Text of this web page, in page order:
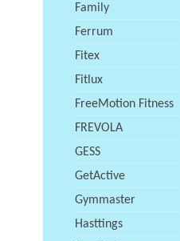
Family
Ferrum
Fitex
Fitlux
FreeMotion Fitness
FREVOLA
GESS
GetActive
Gymmaster
Hasttings